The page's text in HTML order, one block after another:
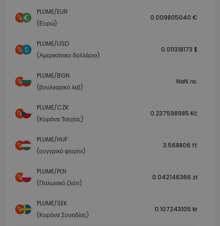
PLUME/EUR
(Ευρώ)
0.009805040 €
PLUME/USD
(Αμερικάνικο δολλάριο)
0.011318173 $
PLUME/BGN
(βουλγαρικό λεβ)
NaN лв.
PLUME/CZK
(Κορόνα Τσεχίας)
0.237598985 Kč
PLUME/HUF
(ουγγρικό φιορίνι)
3.568806 ft
PLUME/PLN
(Πολωνικό ζλότι)
0.042146366 zł
PLUME/SEK
(Κορόνα Σουηδίας)
0.107243105 kr